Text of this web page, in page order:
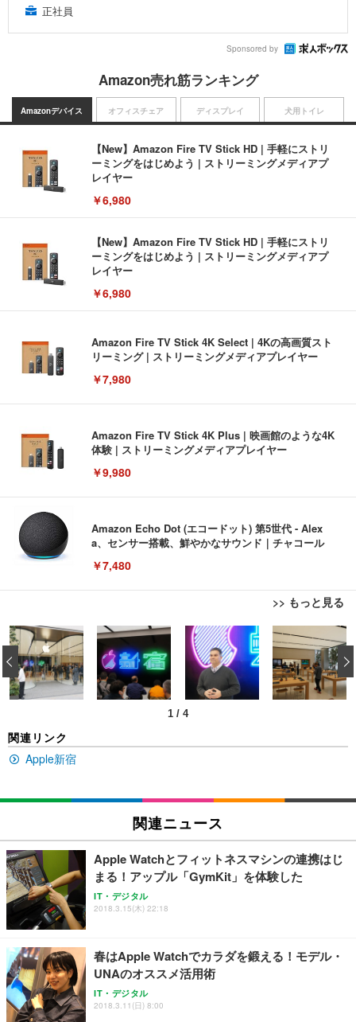
正社員
Sponsored by
Amazon売れ筋ランキング
Amazonデバイス
【New】Amazon Fire TV Stick HD | 手軽にストリ
ーミングをはじめよう | ストリーミングメディアプ
レイヤー
￥6,980
【New】Amazon Fire TV Stick HD | 手軽にストリ
ーミングをはじめよう | ストリーミングメディアプ
レイヤー
￥6,980
Amazon Fire TV Stick 4K Select | 4Kの高画質スト
リーミング | ストリーミングメディアプレイヤー
￥7,980
Amazon Fire TV Stick 4K Plus | 映画館のような4K
体験 | ストリーミングメディアプレイヤー
￥9,980
Amazon Echo Dot (エコードット) 第5世代 - Alex
a、センサー搭載、鮮やかなサウンド｜チャコール
￥7,480
>> もっと見る
オフィスチェア
[EdoErgo] オフィスチェア 椅子 テレワーク 疲れな
い 跳ね上げ式アームレスト コンパクト 約105度ロッ
キング pc 事務椅子 360度回転 座面昇降 強化ナイロ
ン樹脂ベース 通気性メッシュ 在宅ワーク H-WY01
(黒網+黒枠+黒足)
￥5,699
ュチェア 人間工学 疲れない ブラック
Sezlife オフィスチェア デスクチェア 疲れない テレ
ワーク チェア 強化バックレスト 30度ロッキング機
レスト 3Dヘッドレスト ハンガー付き 高反発クッシ
ョン PCチェア 通気性メッシュ ゲーミング/勉強/事
務用 おしゃれ パソコンチェア (ブラック)
￥7,680
Sezlife オフィスチェア デスクチェア 疲れない テレ
レスト 3Dヘッドレスト ハンガー付き 高反発クッシ
ョン PCチェア 通気性メッシュ ゲーミング/勉強/事
務用 おしゃれ パソコンチェア (ホワイト)
￥7,680
ANDWINT オフィスチェア デスクチェア 肘なし メ
ディスプレイ
EIZO ビジネス向けプレミアムモニター | FlexScan
EV3240X-WT | 31.5型4K UHD・USB Type-C・ホワ
イト
￥105,595
【純正品】27"ゲーミングモニター DualSense 充電
フック付き（CFI-ZDM1J）
￥49,979
【整備済み品】Dell E2724HS 27インチ 液晶モニタ
応 ComfortView ビジネス向け
￥15,800
【MiniLED/24.5inch/280Hz/FHD】GRAPHT THE S
犬用トイレ
Amazonベーシック ペットシーツ 薄型 レギュラー 1
回使い捨て 無香料 ホワイト 300枚
￥3,373
x2袋(84枚) ホワイト(吸収面:ライトブルー)
ネオ・ルーライフ ネオ・オムツ L 中型犬用 26枚入
り 単品
￥1,800
Smart Basic(スマートベーシック) 【Amazon.co.jp
￥3,670
アイリスオーヤマ ペットシーツ 超厚型 お徳用 レギ
1 / 4
‹
関連リンク
Apple新宿
関連ニュース
Apple Watchとフィットネスマシンの連携はじ
まる！アップル「GymKit」を体験した
IT・デジタル
2018.3.15(木) 22:18
春はApple Watchでカラダを鍛える！モデル・
UNAのオススメ活用術
IT・デジタル
2018.3.11(日) 8:00